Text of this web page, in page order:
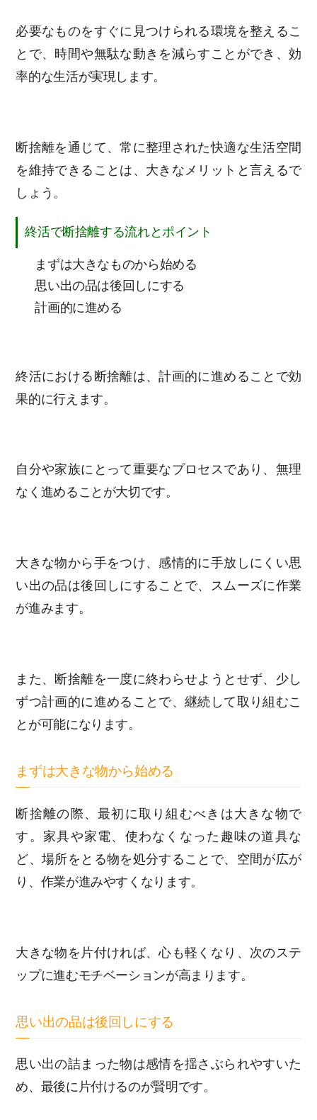
必要なものをすぐに見つけられる環境を整えるこ
とで、時間や無駄な動きを減らすことができ、効
率的な生活が実現します。
断捨離を通じて、常に整理された快適な生活空間
を維持できることは、大きなメリットと言えるで
しょう。
終活で断捨離する流れとポイント
まずは大きなものから始める
思い出の品は後回しにする
計画的に進める
終活における断捨離は、計画的に進めることで効
果的に行えます。
自分や家族にとって重要なプロセスであり、無理
なく進めることが大切です。
大きな物から手をつけ、感情的に手放しにくい思
い出の品は後回しにすることで、スムーズに作業
が進みます。
また、断捨離を一度に終わらせようとせず、少し
ずつ計画的に進めることで、継続して取り組むこ
とが可能になります。
まずは大きな物から始める
断捨離の際、最初に取り組むべきは大きな物で
す。家具や家電、使わなくなった趣味の道具な
ど、場所をとる物を処分することで、空間が広が
り、作業が進みやすくなります。
大きな物を片付ければ、心も軽くなり、次のステ
ップに進むモチベーションが高まります。
思い出の品は後回しにする
思い出の詰まった物は感情を揺さぶられやすいた
め、最後に片付けるのが賢明です。